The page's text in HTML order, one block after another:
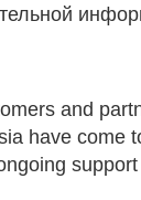
and
have